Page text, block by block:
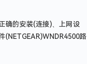
确的安装(连接)、上网设
(NETGEAR)WNDR4500路